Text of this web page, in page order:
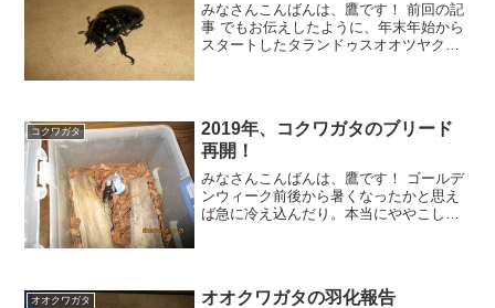
みなさんこんばんは、鷹です！ 前回の記
事 でもお伝えしたように、年末年始から
スタートしたタランドゥスオオツヤクワ
のが 7月7日 で
コクワガタ
2019年、コクワガタのブリード
再開！
みなさんこんばんは、鷹です！ ゴールデ
ンウィーク前後から暑くなったかと思え
ば急に冷え込んだり。本当にややこしい
オオクワガタ オオクワガタの羽化報告